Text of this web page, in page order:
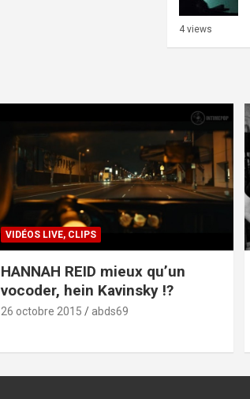
4 views
VIDÉOS LIVE, CLIPS
HANNAH REID mieux qu’un
vocoder, hein Kavinsky !?
26 octobre 2015 abds69